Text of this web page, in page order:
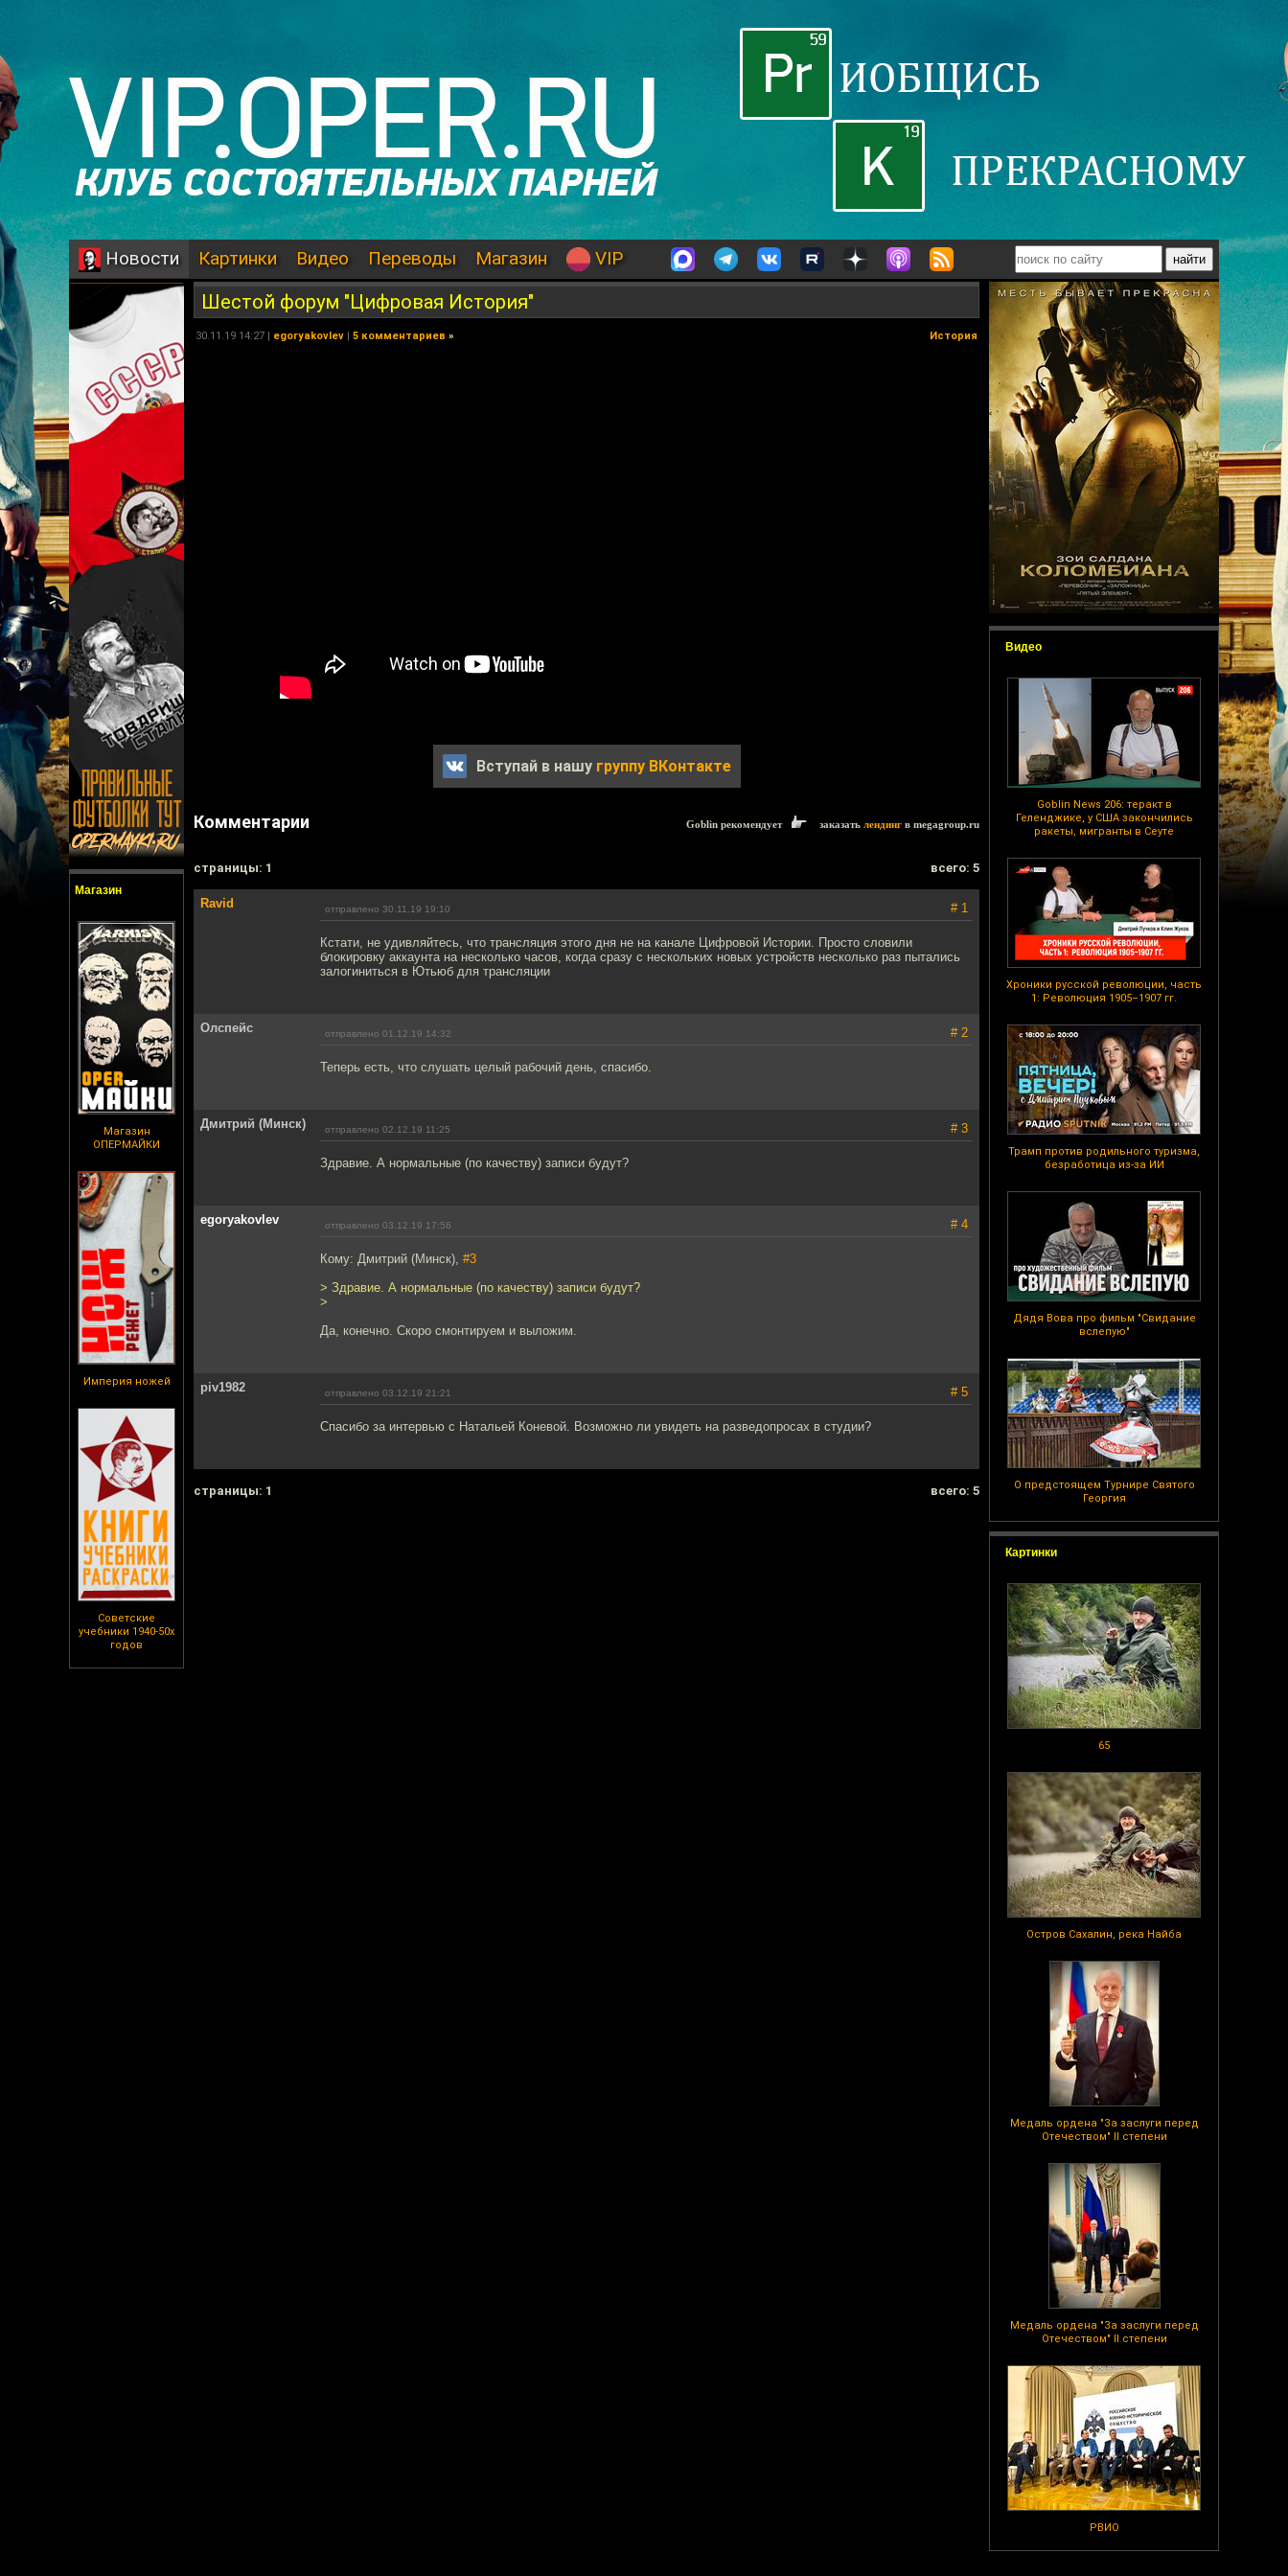
Новости Картинки Видео Переводы Магазин VIP
Магазин
Магазин
ОПЕРМАЙКИ
Империя ножей
Советские
учебники 1940-50х
годов
Видео
Goblin News 206: теракт в
Геленджике, у США закончились
ракеты, мигранты в Сеуте
Хроники русской революции, часть
1: Революция 1905–1907 гг.
Трамп против родильного туризма,
безработица из-за ИИ
Дядя Вова про фильм "Свидание
вслепую"
О предстоящем Турнире Святого
Георгия
Картинки
65
Остров Сахалин, река Найба
Медаль ордена "За заслуги перед
Отечеством" II степени
Медаль ордена "За заслуги перед
Отечеством" II степени
РВИО
Шестой форум "Цифровая История"
30.11.19 14:27 | egoryakovlev | 5 комментариев » История
Вступай в нашу группу ВКонтакте
Комментарии Goblin рекомендует заказать лендинг в megagroup.ru
cтраницы: 1 всего: 5
Ravid отправлено 30.11.19 19:10 # 1
Кстати, не удивляйтесь, что трансляция этого дня не на канале Цифровой Истории. Просто словили
блокировку аккаунта на несколько часов, когда сразу с нескольких новых устройств несколько раз пытались
залогиниться в Ютьюб для трансляции
Олспейс отправлено 01.12.19 14:32 # 2
Теперь есть, что слушать целый рабочий день, спасибо.
Дмитрий (Минск) отправлено 02.12.19 11:25 # 3
Здравие. А нормальные (по качеству) записи будут?
egoryakovlev отправлено 03.12.19 17:56 # 4
Кому: Дмитрий (Минск), #3
> Здравие. А нормальные (по качеству) записи будут?
>
Да, конечно. Скоро смонтируем и выложим.
piv1982 отправлено 03.12.19 21:21 # 5
Спасибо за интервью с Натальей Коневой. Возможно ли увидеть на разведопросах в студии?
cтраницы: 1 всего: 5